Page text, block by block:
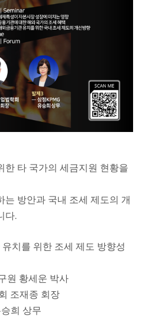
한 타 국가의 세금지원 현황을
는 방안과 국내 조세 제도의 개
다.
치를 위한 조세 제도 방향성
원 황세운 박사
재종 회장
상무